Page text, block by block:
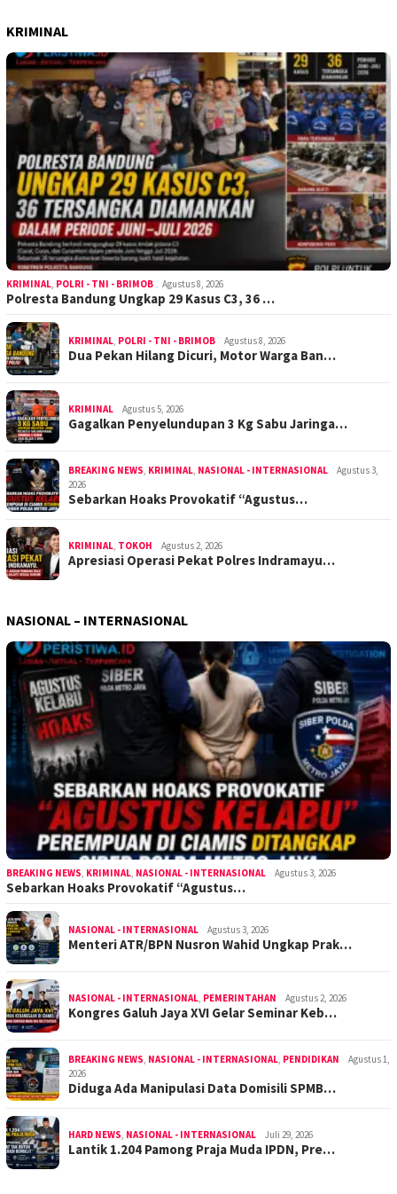
KRIMINAL
KRIMINAL, POLRI - TNI - BRIMOB Agustus 8, 2026
Polresta Bandung Ungkap 29 Kasus C3, 36 …
KRIMINAL, POLRI - TNI - BRIMOB Agustus 8, 2026
Dua Pekan Hilang Dicuri, Motor Warga Ban…
KRIMINAL Agustus 5, 2026
Gagalkan Penyelundupan 3 Kg Sabu Jaringa…
BREAKING NEWS, KRIMINAL, NASIONAL - INTERNASIONAL
Agustus 3,
2026
Sebarkan Hoaks Provokatif “Agustus…
KRIMINAL, TOKOH Agustus 2, 2026
Apresiasi Operasi Pekat Polres Indramayu…
NASIONAL – INTERNASIONAL
BREAKING NEWS, KRIMINAL, NASIONAL - INTERNASIONAL Agustus 3, 2026
Sebarkan Hoaks Provokatif “Agustus…
NASIONAL - INTERNASIONAL Agustus 3, 2026
Menteri ATR/BPN Nusron Wahid Ungkap Prak…
NASIONAL - INTERNASIONAL, PEMERINTAHAN Agustus 2, 2026
Kongres Galuh Jaya XVI Gelar Seminar Keb…
BREAKING NEWS, NASIONAL - INTERNASIONAL, PENDIDIKAN
Agustus 1,
2026
Diduga Ada Manipulasi Data Domisili SPMB…
HARD NEWS, NASIONAL - INTERNASIONAL Juli 29, 2026
Lantik 1.204 Pamong Praja Muda IPDN, Pre…